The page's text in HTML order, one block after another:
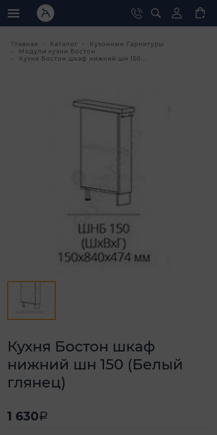
Главная Каталог
Кухонные Гарнитуры
Модули кухни Бостон
Кухня Бостон шкаф нижний шн 150...
Кухня Бостон шкаф
нижний шн 150 (Белый
глянец)
1 630a